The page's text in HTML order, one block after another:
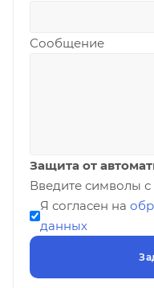
Сообщение
Защита от
Введите символы с
Я согласен на
данных